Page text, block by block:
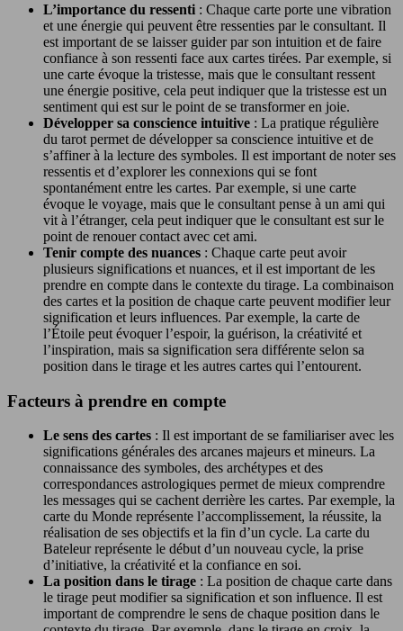
L’importance du ressenti : Chaque carte porte une vibration
et une énergie qui peuvent être ressenties par le consultant. Il
est important de se laisser guider par son intuition et de faire
confiance à son ressenti face aux cartes tirées. Par exemple, si
une carte évoque la tristesse, mais que le consultant ressent
une énergie positive, cela peut indiquer que la tristesse est un
sentiment qui est sur le point de se transformer en joie.
Développer sa conscience intuitive : La pratique régulière
du tarot permet de développer sa conscience intuitive et de
s’affiner à la lecture des symboles. Il est important de noter ses
ressentis et d’explorer les connexions qui se font
spontanément entre les cartes. Par exemple, si une carte
évoque le voyage, mais que le consultant pense à un ami qui
vit à l’étranger, cela peut indiquer que le consultant est sur le
point de renouer contact avec cet ami.
Tenir compte des nuances : Chaque carte peut avoir
plusieurs significations et nuances, et il est important de les
prendre en compte dans le contexte du tirage. La combinaison
des cartes et la position de chaque carte peuvent modifier leur
signification et leurs influences. Par exemple, la carte de
l’Étoile peut évoquer l’espoir, la guérison, la créativité et
l’inspiration, mais sa signification sera différente selon sa
position dans le tirage et les autres cartes qui l’entourent.
Facteurs à prendre en compte
Le sens des cartes : Il est important de se familiariser avec les
significations générales des arcanes majeurs et mineurs. La
connaissance des symboles, des archétypes et des
correspondances astrologiques permet de mieux comprendre
les messages qui se cachent derrière les cartes. Par exemple, la
carte du Monde représente l’accomplissement, la réussite, la
réalisation de ses objectifs et la fin d’un cycle. La carte du
Bateleur représente le début d’un nouveau cycle, la prise
d’initiative, la créativité et la confiance en soi.
La position dans le tirage : La position de chaque carte dans
le tirage peut modifier sa signification et son influence. Il est
important de comprendre le sens de chaque position dans le